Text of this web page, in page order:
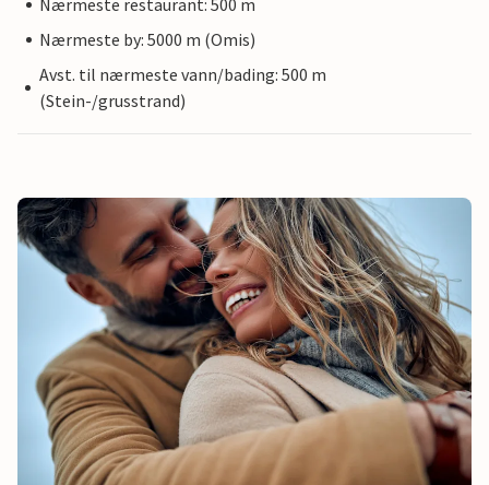
Nærmeste restaurant: 500 m
Nærmeste by: 5000 m (Omis)
Avst. til nærmeste vann/bading: 500 m
(Stein-/grusstrand)